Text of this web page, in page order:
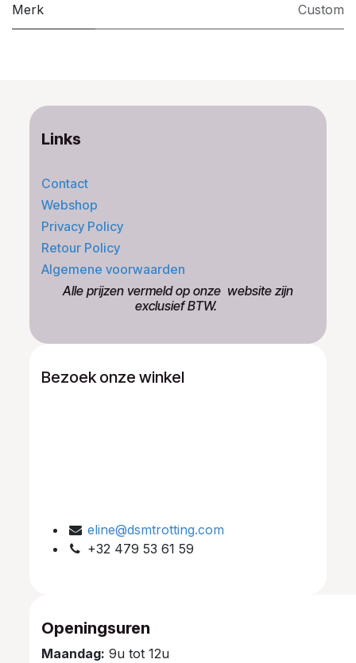
Merk Custom
Links
Contact
Webshop
Privacy Policy
Retour Policy
Algemene voorwaarden
​Alle prijzen vermeld op onze ​website zijn
exclusief BTW.
Bezoek onze winkel
eline@dsmtrotting.com
+32 479 53 61 59
Openingsuren
Maandag: 9u tot 12u